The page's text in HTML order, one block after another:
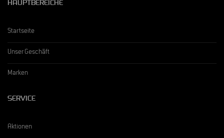
HAUPTBEREICHE
Startseite
Unser Geschäft
Marken
SERVICE
Aktionen